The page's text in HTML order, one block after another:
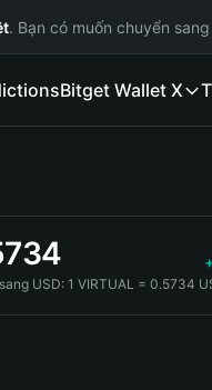
. Bạn có muốn chuyển sang
Bitget Wallet X
USD:1 VIRTUAL = 0.5734